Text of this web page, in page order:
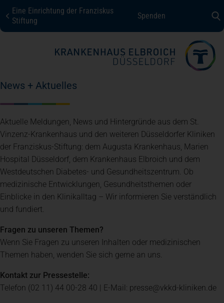
Eine Einrichtung der Franziskus
Stiftung
Spenden
KHE Düsseldorf
Über uns
Karriere
Kontakt
Spenden+ Helfen
News
News + Aktuelles
Aktuelle Meldungen, News und Hintergründe aus dem St.
Vinzenz-Krankenhaus und den weiteren Düsseldorfer Kliniken
der Franziskus-Stiftung: dem Augusta Krankenhaus, Marien
Hospital Düsseldorf, dem Krankenhaus Elbroich und dem
Westdeutschen Diabetes- und Gesundheitszentrum. Ob
medizinische Entwicklungen, Gesundheitsthemen oder
Einblicke in den Klinikalltag – Wir informieren Sie verständlich
und fundiert.
Fragen zu unseren Themen?
Wenn Sie Fragen zu unseren Inhalten oder medizinischen
Themen haben, wenden Sie sich gerne an uns.
Kontakt zur Pressestelle:
Telefon (02 11) 44 00-28 40 | E-Mail: presse@vkkd-kliniken.de